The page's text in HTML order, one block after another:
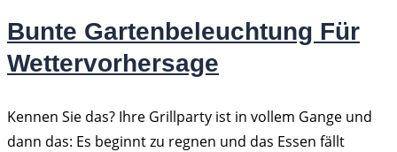
Bunte Gartenbeleuchtung Für
Wettervorhersage
Kennen Sie das? Ihre Grillparty ist in vollem Gange und
dann das: Es beginnt zu regnen und das Essen fällt